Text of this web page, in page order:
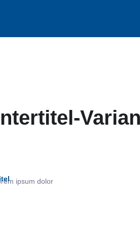
ipsum dolor